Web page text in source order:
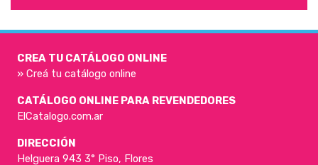
CREA TU CATÁLOGO ONLINE
» Creá tu catálogo online
CATÁLOGO ONLINE PARA REVENDEDORES
ElCatalogo.com.ar
DIRECCIÓN
Helguera 943 3° Piso, Flores